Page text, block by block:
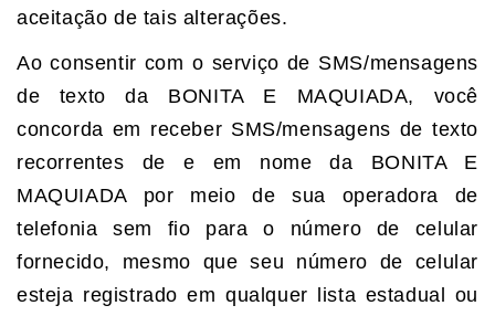
aceitação de tais alterações.
Ao consentir com o serviço de SMS/mensagens
de texto da BONITA E MAQUIADA, você
concorda em receber SMS/mensagens de texto
recorrentes de e em nome da BONITA E
MAQUIADA por meio de sua operadora de
telefonia sem fio para o número de celular
fornecido, mesmo que seu número de celular
esteja registrado em qualquer lista estadual ou